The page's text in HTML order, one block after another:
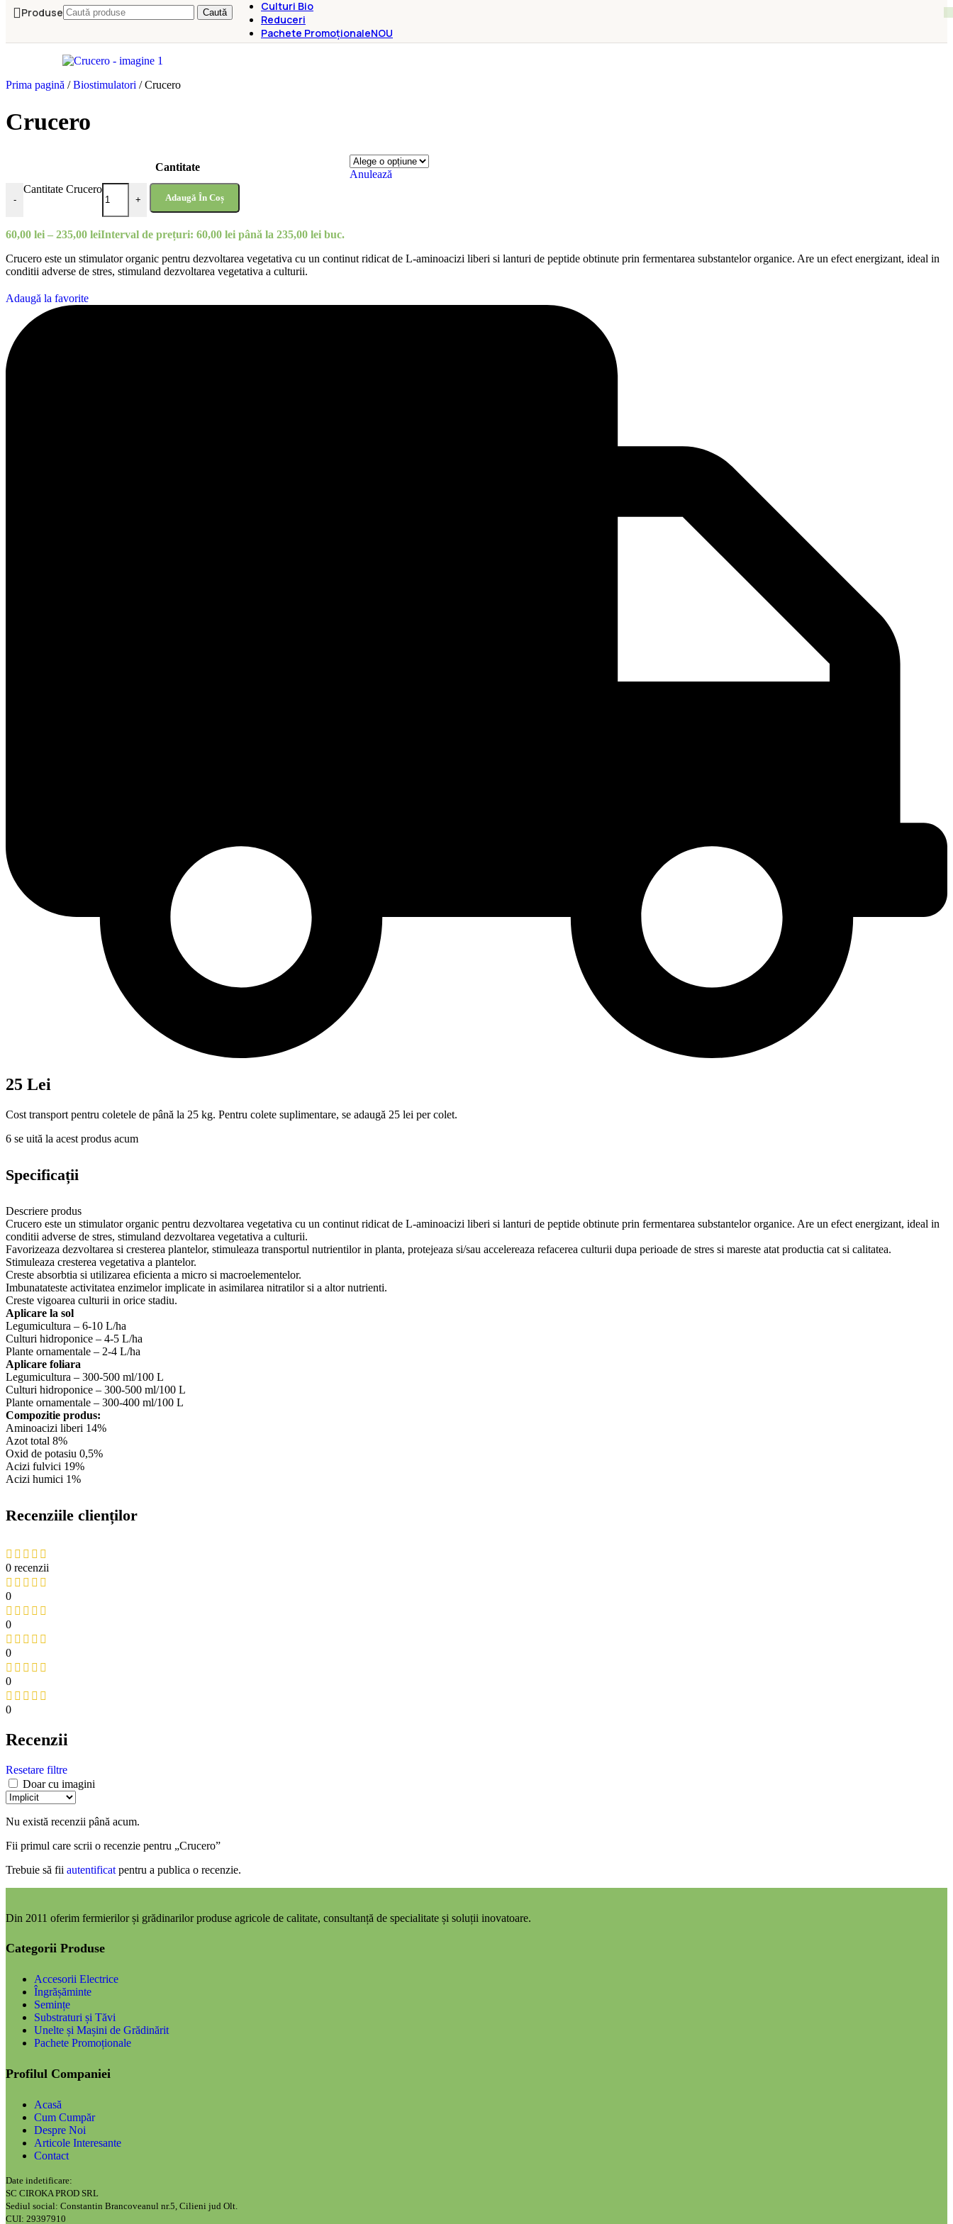
Produse Caută
Culturi Bio
Reduceri
Pachete PromoționaleNOU
Prima pagină / Biostimulatori / Crucero
Crucero
Cantitate
Anulează
-
Cantitate Crucero
+ Adaugă În Coș
60,00 lei – 235,00 leiInterval de prețuri: 60,00 lei până la 235,00 lei buc.
Crucero este un stimulator organic pentru dezvoltarea vegetativa cu un continut ridicat de L-aminoacizi liberi si lanturi de peptide obtinute prin fermentarea substantelor organice. Are un efect energizant, ideal in
conditii adverse de stres, stimuland dezvoltarea vegetativa a culturii.
Adaugă la favorite
25 Lei
Cost transport pentru coletele de până la 25 kg. Pentru colete suplimentare, se adaugă 25 lei per colet.
6 se uită la acest produs acum
Specificații
Descriere produs
Crucero este un stimulator organic pentru dezvoltarea vegetativa cu un continut ridicat de L-aminoacizi liberi si lanturi de peptide obtinute prin fermentarea substantelor organice. Are un efect energizant, ideal in
conditii adverse de stres, stimuland dezvoltarea vegetativa a culturii.
Favorizeaza dezvoltarea si cresterea plantelor, stimuleaza transportul nutrientilor in planta, protejeaza si/sau accelereaza refacerea culturii dupa perioade de stres si mareste atat productia cat si calitatea.
Stimuleaza cresterea vegetativa a plantelor.
Creste absorbtia si utilizarea eficienta a micro si macroelementelor.
Imbunatateste activitatea enzimelor implicate in asimilarea nitratilor si a altor nutrienti.
Creste vigoarea culturii in orice stadiu.
Aplicare la sol
Legumicultura – 6-10 L/ha
Culturi hidroponice – 4-5 L/ha
Plante ornamentale – 2-4 L/ha
Aplicare foliara
Legumicultura – 300-500 ml/100 L
Culturi hidroponice – 300-500 ml/100 L
Plante ornamentale – 300-400 ml/100 L
Compozitie produs:
Aminoacizi liberi 14%
Azot total 8%
Oxid de potasiu 0,5%
Acizi fulvici 19%
Acizi humici 1%
Recenziile clienților
0 recenzii
0
0
0
0
0
Recenzii
Resetare filtre
Doar cu imagini
Nu există recenzii până acum.
Fii primul care scrii o recenzie pentru „Crucero”
Trebuie să fii autentificat pentru a publica o recenzie.
Din 2011 oferim fermierilor și grădinarilor produse agricole de calitate, consultanță de specialitate și soluții inovatoare.
Categorii Produse
Accesorii Electrice
Îngrășăminte
Semințe
Substraturi și Tăvi
Unelte și Mașini de Grădinărit
Pachete Promoționale
Profilul Companiei
Acasă
Cum Cumpăr
Despre Noi
Articole Interesante
Contact
Date indetificare:
SC CIROKA PROD SRL
Sediul social: Constantin Brancoveanul nr.5, Cilieni jud Olt.
CUI: 29397910